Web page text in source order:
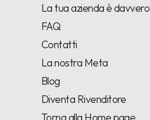
La tua azienda è
FAQ
Contatti
La nostra Meta
Blog
Diventa Rivenditore
Torna alla Home page